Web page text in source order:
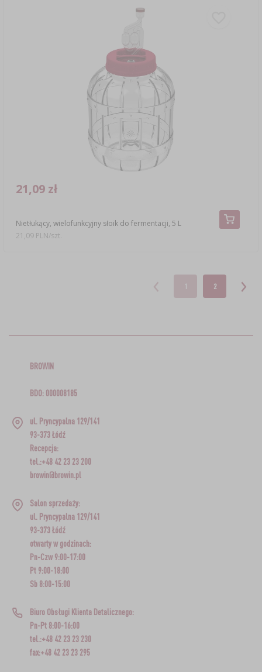
Nietłukący, wielofunkcyjny słoik do fermentacji, 5 L
21,09 zł
21,09 PLN/szt.
1 2
BROWIN
BDO: 000008185
ul. Pryncypalna 129/141
93-373 Łódź
Recepcja:
tel.:+48 42 23 23 200
browin@browin.pl
Salon sprzedaży:
ul. Pryncypalna 129/141
93-373 Łódź
otwarty w godzinach:
Pn-Czw 9:00-17:00
Pt 9:00-18:00
Sb 8:00-15:00
Biuro Obsługi Klienta Detalicznego:
Pn-Pt 8:00-16:00
tel.:+48 42 23 23 230
fax:+48 42 23 23 295